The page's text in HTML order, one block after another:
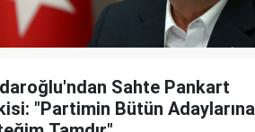
Sahte Pankart
"Partimin Bütün Adaylarına